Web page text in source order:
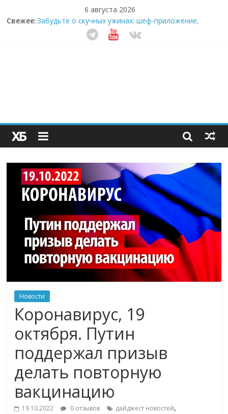
6 августа 2026
Свежее:Забудьте о скучных ужинах: шеф-приложение,
которое видит вашу еду насквозь
Небо зовёт: как бизнес на полётах дронов и
Секрет супергидратации: почему кокосовая вода с
пребиотиками становится главным трендом
здорового питания
Новости
Коронавирус, 19
октября. Путин
поддержал призыв
делать повторную
вакцинацию
19.10.2022 0 отзывов дайджест новостей,